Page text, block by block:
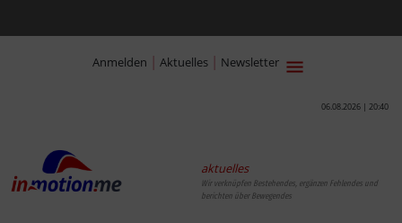
Anmelden | Aktuelles | Newsletter
06.08.2026 | 20:40
aktuelles
Wir verknüpfen Bestehendes, ergänzen Fehlendes und
berichten über Bewegendes